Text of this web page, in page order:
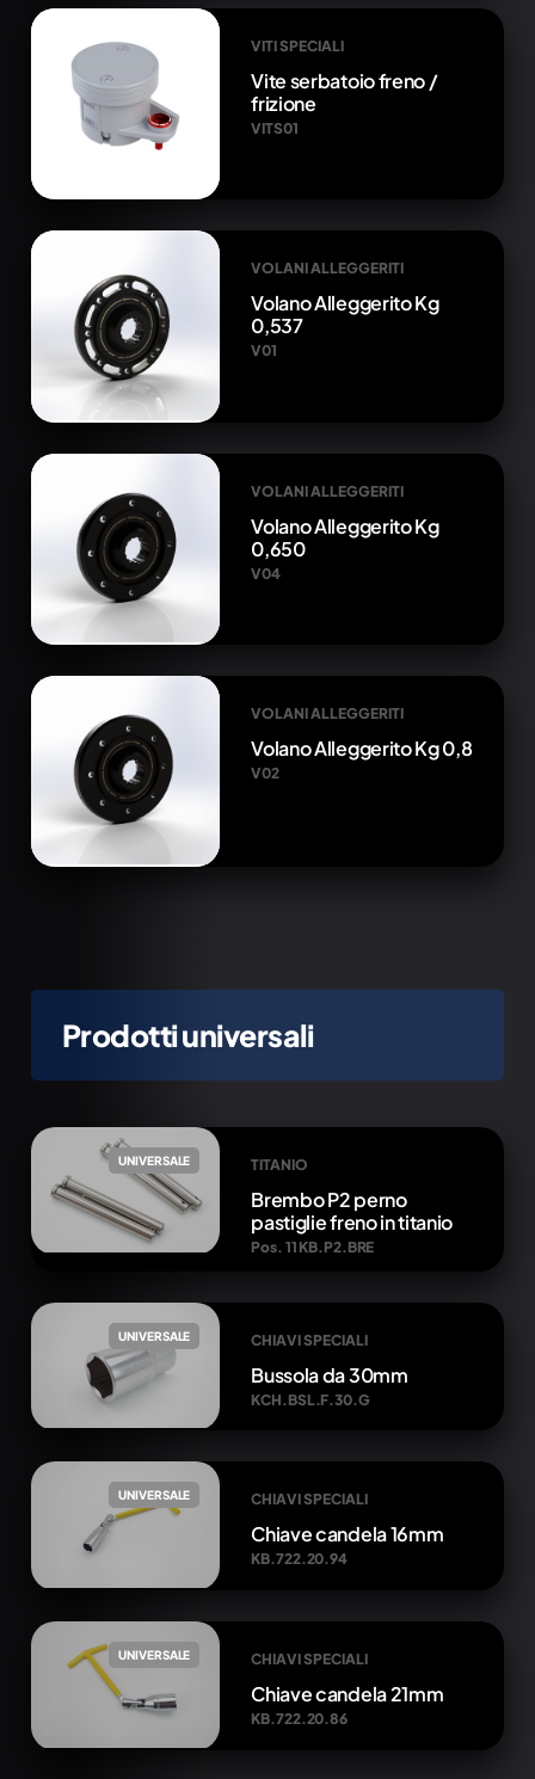
VITI SPECIALI
Vite serbatoio freno /
frizione
VITS01
VOLANI ALLEGGERITI
Volano Alleggerito Kg
0,537
V01
VOLANI ALLEGGERITI
Volano Alleggerito Kg
0,650
V04
VOLANI ALLEGGERITI
Volano Alleggerito Kg 0,8
V02
Prodotti universali
UNIVERSALE TITANIO
Brembo P2 perno
pastiglie freno in titanio
Pos. 11 KB.P2.BRE
UNIVERSALE CHIAVI SPECIALI
Bussola da 30mm
KCH.BSL.F.30.G
UNIVERSALE CHIAVI SPECIALI
Chiave candela 16mm
KB.722.20.94
UNIVERSALE CHIAVI SPECIALI
Chiave candela 21mm
KB.722.20.86